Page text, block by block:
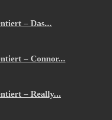
– Das...
– Connor...
– Really...